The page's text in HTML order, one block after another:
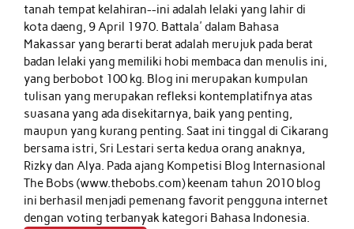
tanah tempat kelahiran--ini adalah lelaki yang lahir di
kota daeng, 9 April 1970. Battala' dalam Bahasa
Makassar yang berarti berat adalah merujuk pada berat
badan lelaki yang memiliki hobi membaca dan menulis ini,
yang berbobot 100 kg. Blog ini merupakan kumpulan
tulisan yang merupakan refleksi kontemplatifnya atas
suasana yang ada disekitarnya, baik yang penting,
maupun yang kurang penting. Saat ini tinggal di Cikarang
bersama istri, Sri Lestari serta kedua orang anaknya,
Rizky dan Alya. Pada ajang Kompetisi Blog Internasional
The Bobs (www.thebobs.com) keenam tahun 2010 blog
ini berhasil menjadi pemenang favorit pengguna internet
dengan voting terbanyak kategori Bahasa Indonesia.